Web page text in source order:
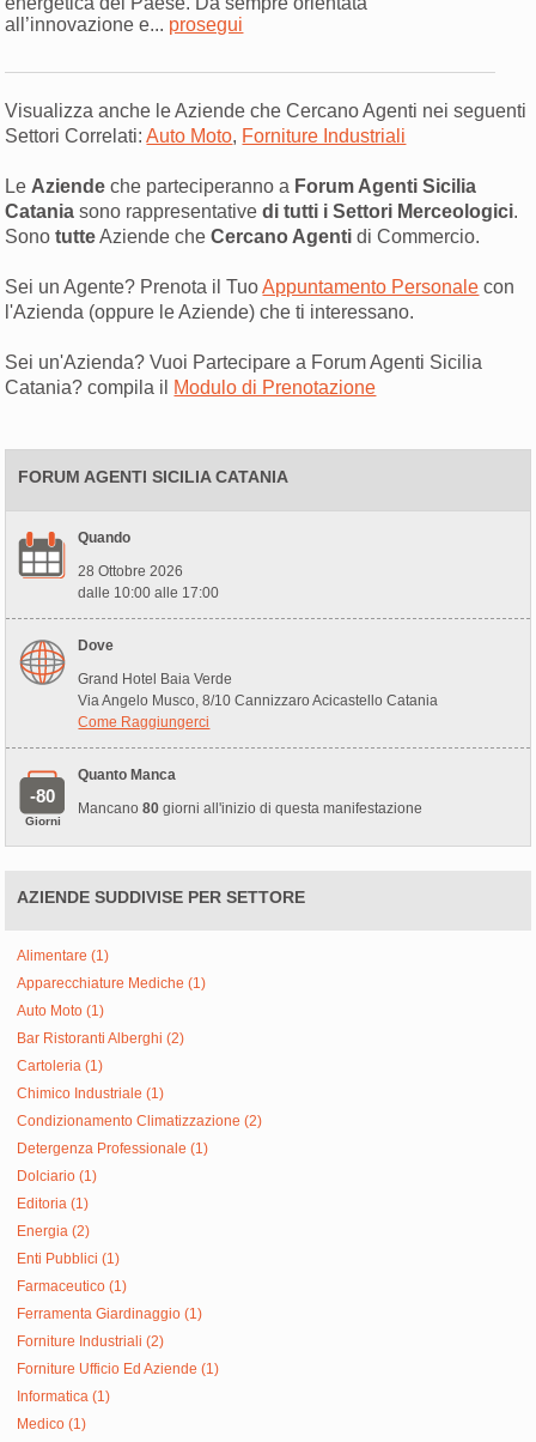
all’innovazione e... prosegui
Visualizza anche le Aziende che Cercano Agenti nei seguenti
Settori Correlati:Auto Moto, Forniture Industriali
LeAziende che parteciperanno a Forum Agenti Sicilia
Catania sono rappresentativedi tutti i Settori Merceologici.
SonotutteAziende cheCercano Agenti di Commercio.
Sei un Agente? Prenota il TuoAppuntamento Personale con
l'Azienda (oppure le Aziende) che ti interessano.
Sei un'Azienda? Vuoi Partecipare a Forum Agenti Sicilia
Catania? compila il Modulo di Prenotazione
FORUM AGENTI SICILIA CATANIA
Quando
28 Ottobre 2026
dalle 10:00 alle 17:00
Dove
Grand Hotel Baia Verde
Via Angelo Musco, 8/10 Cannizzaro Acicastello Catania
Come Raggiungerci
-80
Giorni
Quanto Manca
Mancano80 giorni all'inizio di questa manifestazione
AZIENDE SUDDIVISE PER SETTORE
Alimentare (1)
Apparecchiature Mediche (1)
Auto Moto (1)
Bar Ristoranti Alberghi (2)
Cartoleria (1)
Chimico Industriale (1)
Condizionamento Climatizzazione (2)
Detergenza Professionale (1)
Dolciario (1)
Editoria (1)
Energia (2)
Enti Pubblici (1)
Farmaceutico (1)
Ferramenta Giardinaggio (1)
Forniture Industriali (2)
Forniture Ufficio Ed Aziende (1)
Informatica (1)
Medico (1)